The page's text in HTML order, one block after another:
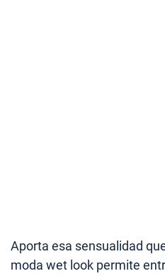
Aporta esa sensualidad
moda wet look permite